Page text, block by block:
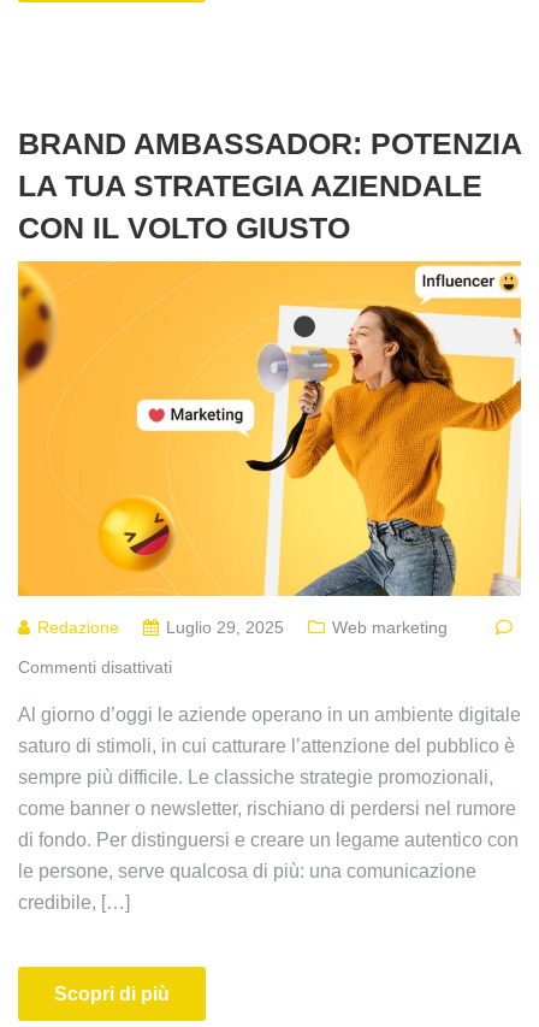
BRAND AMBASSADOR: POTENZIA
LA TUA STRATEGIA AZIENDALE
CON IL VOLTO GIUSTO
Redazione Luglio 29, 2025 Web marketing
Commenti disattivati
Al giorno d’oggi le aziende operano in un ambiente digitale
saturo di stimoli, in cui catturare l’attenzione del pubblico è
sempre più difficile. Le classiche strategie promozionali,
come banner o newsletter, rischiano di perdersi nel rumore
di fondo. Per distinguersi e creare un legame autentico con
le persone, serve qualcosa di più: una comunicazione
credibile, […]
Scopri di più